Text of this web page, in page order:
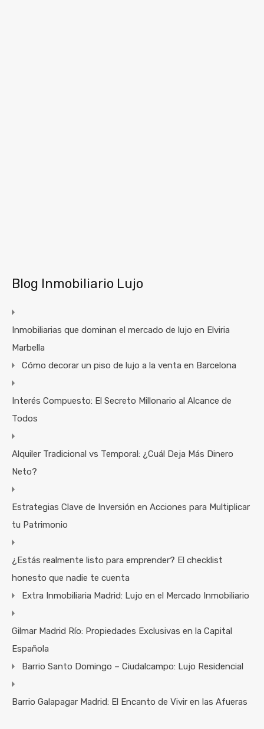
Blog Inmobiliario Lujo
Inmobiliarias que dominan el mercado de lujo en Elviria
Marbella
Cómo decorar un piso de lujo a la venta en Barcelona
Interés Compuesto: El Secreto Millonario al Alcance de
Todos
Alquiler Tradicional vs Temporal: ¿Cuál Deja Más Dinero
Neto?
Estrategias Clave de Inversión en Acciones para Multiplicar
tu Patrimonio
¿Estás realmente listo para emprender? El checklist
honesto que nadie te cuenta
Extra Inmobiliaria Madrid: Lujo en el Mercado Inmobiliario
Gilmar Madrid Río: Propiedades Exclusivas en la Capital
Española
Barrio Santo Domingo – Ciudalcampo: Lujo Residencial
Barrio Galapagar Madrid: El Encanto de Vivir en las Afueras